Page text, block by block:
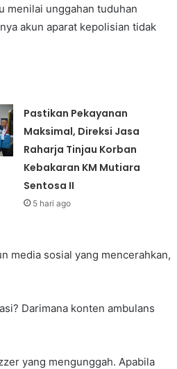
menilai unggahan tuduhan
akun aparat kepolisian tidak
Pastikan Pekayanan
Maksimal, Direksi Jasa
Raharja Tinjau Korban
Kebakaran KM Mutiara
Sentosa II
5 hari ago
media sosial yang mencerahkan,
Darimana konten ambulans
yang mengunggah. Apabila